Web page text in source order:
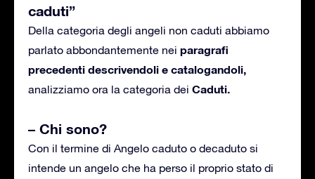
caduti”
Della categoria degli angeli non caduti abbiamo
parlato abbondantemente nei paragrafi
precedenti descrivendoli e catalogandoli,
analizziamo ora la categoria dei Caduti.
– Chi sono?
Con il termine di Angelo caduto o decaduto si
intende un angelo che ha perso il proprio stato di